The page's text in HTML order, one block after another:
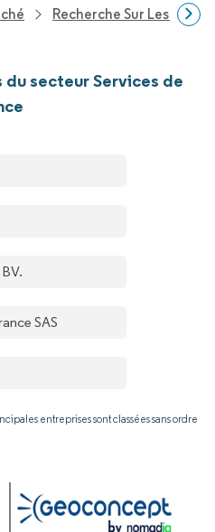
Recherche Sur Les
secteur Services de
SAS
entreprises sont classées sans ordre